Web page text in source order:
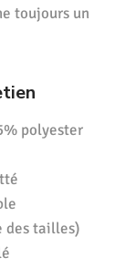
toujours un
polyester
des tailles)